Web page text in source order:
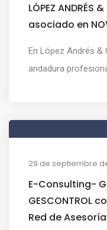
LÓPEZ ANDRÉS
asociado en
En López Andrés &
andadura
29 de septiembre
E-Consulting-
GESCONTROL
Red de